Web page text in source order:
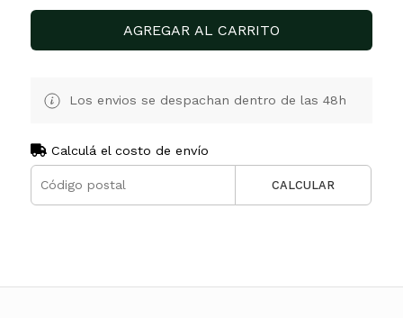
AGREGAR AL CARRITO
Los envios se despachan dentro de las 48h
Calculá el costo de envío
CALCULAR